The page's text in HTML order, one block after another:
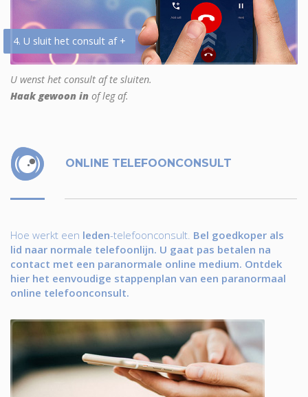
4. U sluit het consult af +
U wenst het consult af te sluiten.
Haak gewoon in of leg af.
ONLINE TELEFOONCONSULT
Hoe werkt een leden-telefoonconsult. Bel goedkoper als
lid naar normale telefoonlijn. U gaat pas betalen na
contact met een paranormale online medium. Ontdek
hier het eenvoudige stappenplan van een paranormaal
online telefoonconsult.